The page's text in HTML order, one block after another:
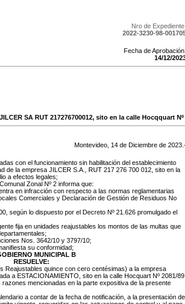
Nro de
2022-3230-98-
Fecha de
14/12/
SA RUT 217276700012, sito en la calle Hocqquart Nº
Montevideo, 14 de Diciembre de 2023
con el funcionamiento sin habilitación del establecimiento
de la empresa JILCER S.A., RUT 217 276 700 012, sito en la
a efectos legales;
Zonal Nº 2 informa que:
en infracción con respecto a las normas reglamentarias
Comerciales y Declaración de Gestión de Residuos No
según lo dispuesto por el Decreto Nº 21.626 promulgado el
fija en unidades reajustables los montos de las multas que
Nos. 3642/10 y 3797/10;
su conformidad;
MUNICIPAL B
RESUELVE:
Reajustables quince con cero centésimas) a la empresa
a ESTACIONAMIENTO, sito en la calle Hocquart Nº 2081/
mencionadas en la parte expositiva de la presente
a contar de la fecha de notificación, a la presentación de